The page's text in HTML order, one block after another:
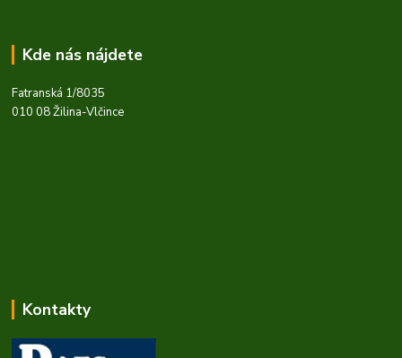
Kde nás nájdete
Fatranská 1/8035
010 08 Žilina-Vlčince
Kontakty